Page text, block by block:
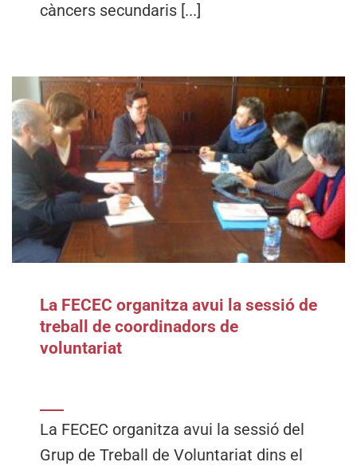
càncers secundaris [...]
La FECEC organitza avui la sessió de
treball de coordinadors de
voluntariat
La FECEC organitza avui la sessió del
Grup de Treball de Voluntariat dins el